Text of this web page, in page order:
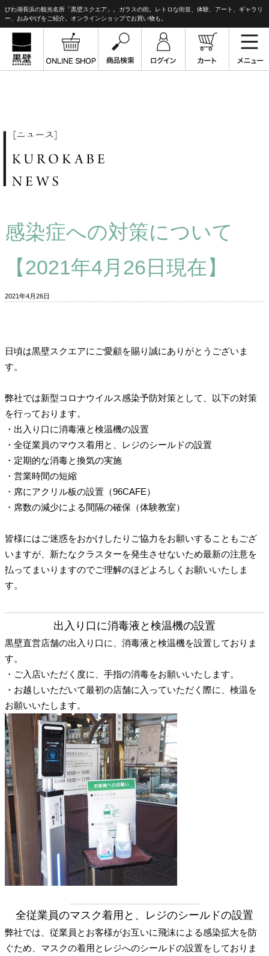
びわ湖長浜の観光名所「黒壁スクエア」。ガラスの街。レトロな街並、体験、アート、ギャラリ
ー、おみやげをご紹介。オンラインショップでお買い物も。
感染症への対策について
【2021年4月26日現在】
2021年4月26日
日頃は黒壁スクエアにご愛顧を賜り誠にありがとうございま
す。
弊社では新型コロナウイルス感染予防対策として、以下の対策
を行っております。
・出入り口に消毒液と検温機の設置
・全従業員のマウス着用と、レジのシールドの設置
・定期的な消毒と換気の実施
・営業時間の短縮
・席にアクリル板の設置（96CAFE）
・席数の減少による間隔の確保（体験教室）
皆様にはご迷惑をおかけしたりご協力をお願いすることもござ
いますが、新たなクラスターを発生させないため最新の注意を
払ってまいりますのでご理解のほどよろしくお願いいたしま
す。
出入り口に消毒液と検温機の設置
黒壁直営店舗の出入り口に、消毒液と検温機を設置しておりま
す。
・ご入店いただく度に、手指の消毒をお願いいたします。
・お越しいただいて最初の店舗に入っていただく際に、検温を
お願いいたします。
全従業員のマスク着用と、レジのシールドの設置
弊社では、従業員とお客様がお互いに飛沫による感染拡大を防
ぐため、マスクの着用とレジへのシールドの設置をしておりま